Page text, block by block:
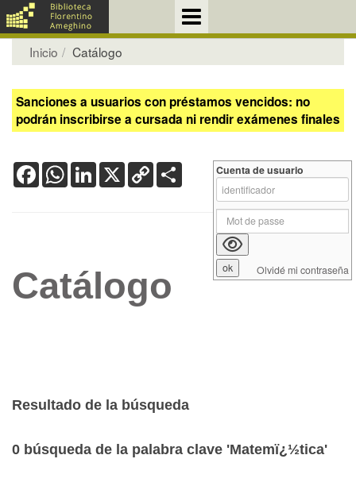
Inicio Catálogo
Sanciones a usuarios con préstamos vencidos: no
podrán inscribirse a cursada ni rendir exámenes finales
FacebookWhatsApp
LinkedIn
X Copy
Link
Catálogo
Resultado de la búsqueda
0 búsqueda de la palabra clave 'Matemï¿½tica'
Cuenta de usuario
Olvidé mi contraseña